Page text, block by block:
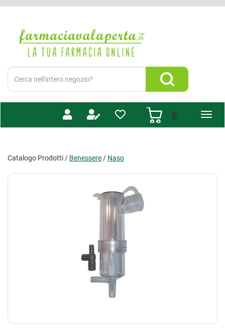
principale
Valaperta
Cerca
Prodotto
Cerca Prodotto
0prodotti
Catalogo Prodotti / Benessere / Naso